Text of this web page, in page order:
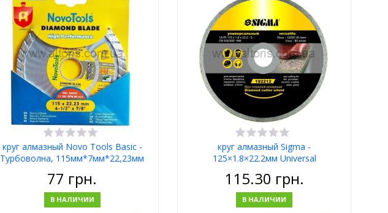
круг алмазный Novo Tools Basic -
Турбоволна, 115мм*7мм*22,23мм
77 грн.
В НАЛИЧИИ
круг алмазный Sigma -
125×1.8×22.2мм Universal
115.30 грн.
В НАЛИЧИИ